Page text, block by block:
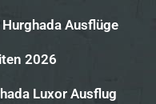
Ausflüge
2026
Luxor Ausflug